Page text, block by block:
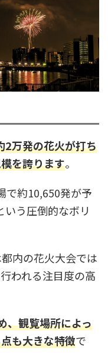
2万発の花火が打ち
を誇ります。
で約10,650発が予
いう圧倒的なボリ
内の花火大会では
われる注目度の高
、観覧場所によっ
も大きな特徴で